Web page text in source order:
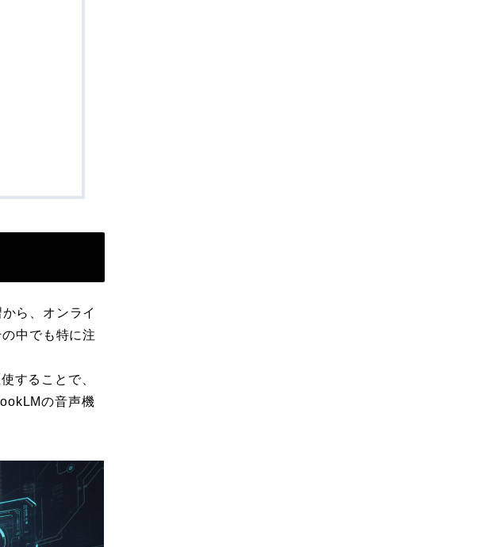
ら、オンライ
中でも特に注
することで、
の音声機